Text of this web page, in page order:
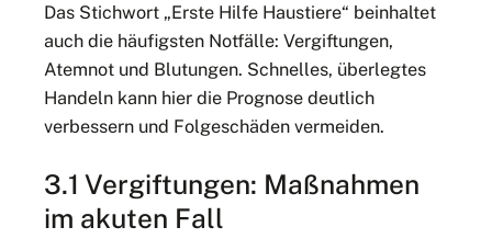
Das Stichwort „Erste Hilfe Haustiere“ beinhaltet
auch die häufigsten Notfälle: Vergiftungen,
Atemnot und Blutungen. Schnelles, überlegtes
Handeln kann hier die Prognose deutlich
verbessern und Folgeschäden vermeiden.
3.1 Vergiftungen: Maßnahmen
im akuten Fall